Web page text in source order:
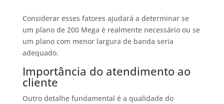
Considerar esses fatores ajudará a determinar se
um plano de 200 Mega é realmente necessário ou se
um plano com menor largura de banda seria
adequado.
Importância do atendimento ao
cliente
Outro detalhe fundamental é a qualidade do